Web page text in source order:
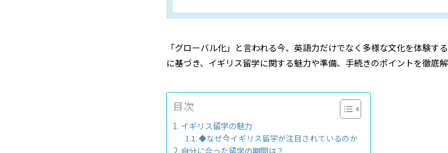
「グローバル化」と言われる今、英語力だけでなく多様な文化を体験
に基づき、イギリス留学に関する魅力や準備、手続きのポイントを徹底解
目次
イギリス留学の魅力
◆なぜ今イギリス留学が注目されているのか
自分に合った留学の期間は？